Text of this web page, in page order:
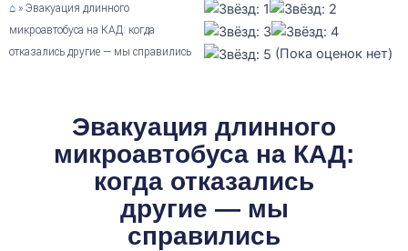
⌂ » Эвакуация длинного
микроавтобуса на КАД: когда
отказались другие — мы справились
(Пока оценок нет)
Эвакуация длинного
микроавтобуса на КАД:
когда отказались
другие — мы
справились